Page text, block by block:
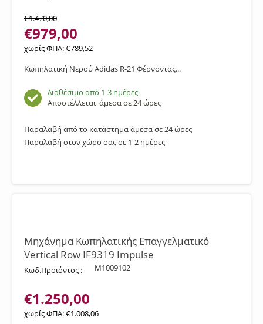
€1.470,00
€979,00
χωρίς ΦΠΑ:€789,52
Κωπηλατική Νερού Adidas R-21 Φέρνοντας...
Διαθέσιμο από 1-3 ημέρες
Αποστέλλεται άμεσα σε 24 ώρες
Παραλαβή από το κατάστημα άμεσα σε 24 ώρες
Παραλαβή στον χώρο σας σε 1-2 ημέρες
Μηχάνημα Κωπηλατικής Επαγγελματικό
Vertical Row IF9319 Impulse
Κωδ.Προϊόντος : M1009102
€1.250,00
χωρίς ΦΠΑ:€1.008,06